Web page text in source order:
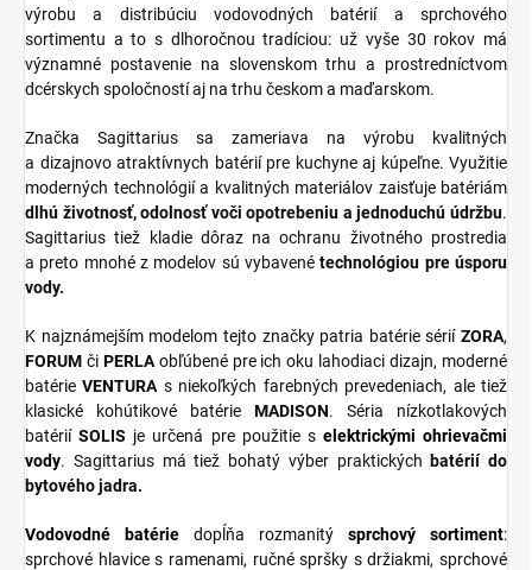
výrobu a distribúciu vodovodných batérií a sprchového
sortimentu a to s dlhoročnou tradíciou: už vyše 30 rokov má
významné postavenie na slovenskom trhu a prostredníctvom
dcérskych spoločností aj na trhu českom a maďarskom.
Značka Sagittarius sa zameriava na výrobu kvalitných
a dizajnovo atraktívnych batérií pre kuchyne aj kúpeľne. Využitie
moderných technológií a kvalitných materiálov zaisťuje batériám
dlhú životnosť, odolnosť voči opotrebeniu a jednoduchú údržbu.
Sagittarius tiež kladie dôraz na ochranu životného prostredia
a preto mnohé z modelov sú vybavenétechnológiou pre úsporu
vody.
K najznámejším modelom tejto značky patria batérie sérií ZORA,
FORUM či PERLAobľúbené pre ich oku lahodiaci dizajn, moderné
batérieVENTURA s niekoľkých farebných prevedeniach, ale tiež
klasické kohútikové batérie MADISON. Séria nízkotlakových
batériíSOLIS je určená pre použitie s elektrickými ohrievačmi
vody. Sagittarius má tiež bohatý výber praktických batérií do
bytového jadra.
Vodovodné batérie dopĺňa rozmanitý sprchový sortiment:
sprchové hlavice s ramenami, ručné spršky s držiakmi, sprchové